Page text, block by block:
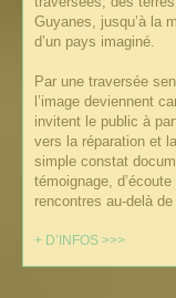
Guyanes, jusqu’à la
d’un pays imaginé.
Par une traversée
l’image deviennent
invitent le public à
vers la réparation et
simple constat
témoignage,
rencontres au-delà
+ D’INFOS >>>